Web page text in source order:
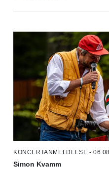
KONCERTANMELDELSE -
Simon Kvamm